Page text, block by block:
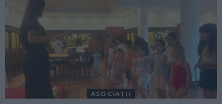
ASOCIAŢII